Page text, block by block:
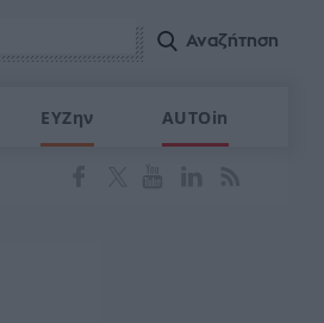
ΕΥΖην AUTOin